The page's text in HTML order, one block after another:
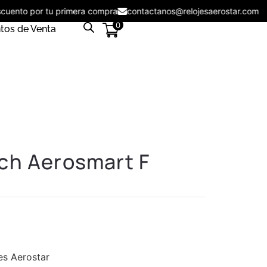
por tu primera compra
de Venta 0
Aerosmart F
Aerostar